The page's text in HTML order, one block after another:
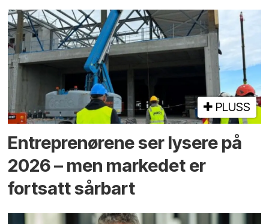
PLUSS
Entreprenørene ser lysere på
2026 – men markedet er
fortsatt sårbart